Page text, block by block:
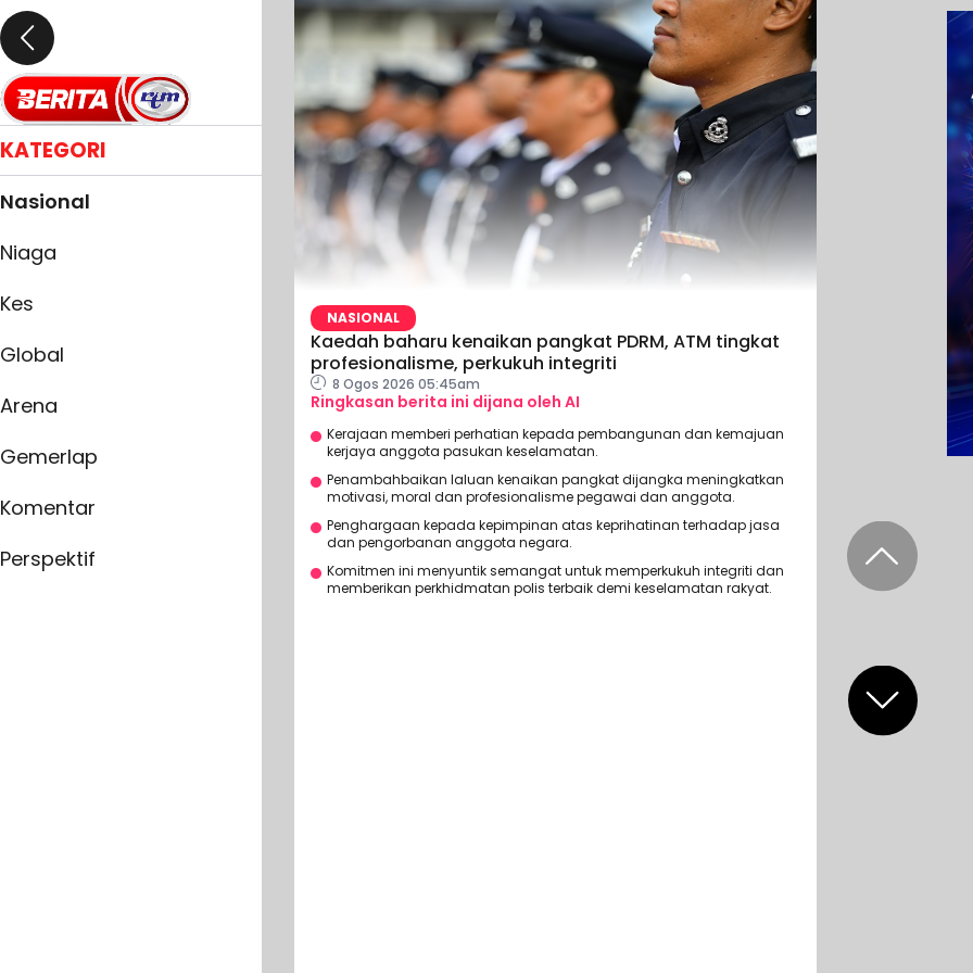
KATEGORI
Nasional
Niaga
Kes
Global
Arena
Gemerlap
Komentar
Perspektif
NASIONAL
Kaedah baharu kenaikan pangkat PDRM, ATM tingkat
profesionalisme, perkukuh integriti
8 Ogos 2026 05:45am
Ringkasan berita ini dijana oleh AI
Kerajaan memberi perhatian kepada pembangunan dan kemajuan
kerjaya anggota pasukan keselamatan.
Penambahbaikan laluan kenaikan pangkat dijangka meningkatkan
motivasi, moral dan profesionalisme pegawai dan anggota.
Penghargaan kepada kepimpinan atas keprihatinan terhadap jasa
dan pengorbanan anggota negara.
Komitmen ini menyuntik semangat untuk memperkukuh integriti dan
memberikan perkhidmatan polis terbaik demi keselamatan rakyat.